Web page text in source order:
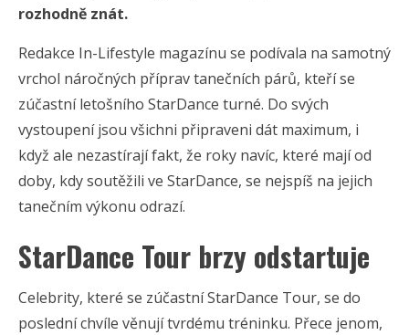
rozhodně znát.
Redakce In-Lifestyle magazínu se podívala na samotný
vrchol náročných příprav tanečních párů, kteří se
zúčastní letošního StarDance turné. Do svých
vystoupení jsou všichni připraveni dát maximum, i
když ale nezastírají fakt, že roky navíc, které mají od
doby, kdy soutěžili ve StarDance, se nejspíš na jejich
tanečním výkonu odrazí.
StarDance Tour brzy odstartuje
Celebrity, které se zúčastní StarDance Tour, se do
poslední chvíle věnují tvrdému tréninku. Přece jenom,